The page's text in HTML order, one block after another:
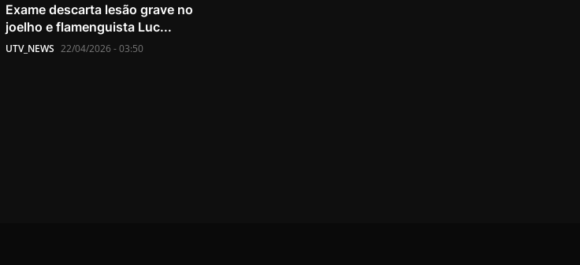
Exame descarta lesão grave no
joelho e flamenguista Luc...
UTV_NEWS 22/04/2026 - 03:50